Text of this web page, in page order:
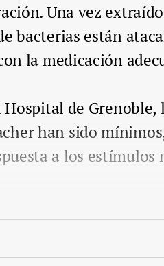
Una vez
bacterias están
la medicación
de Grenoble,
han sido
a los estímulos